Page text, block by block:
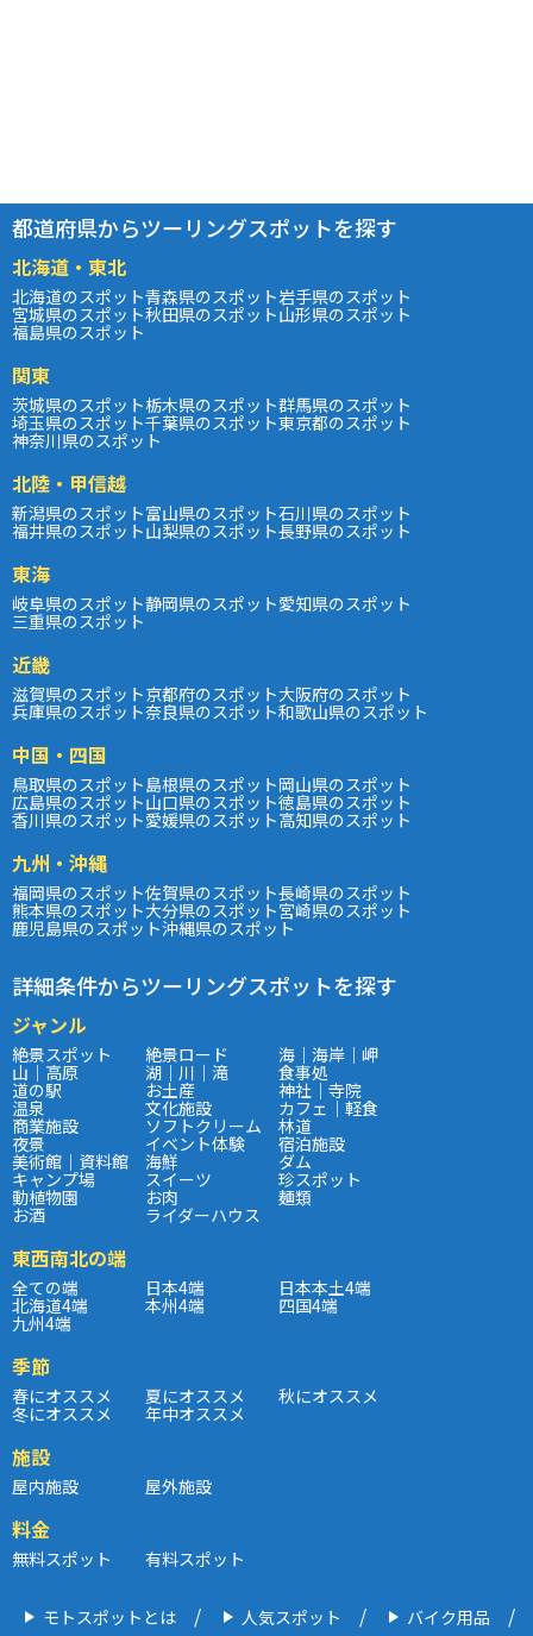
都道府県からツーリングスポットを探す
北海道・東北
北海道のスポット青森県のスポット岩手県のスポット
宮城県のスポット秋田県のスポット山形県のスポット
福島県のスポット
関東
茨城県のスポット栃木県のスポット群馬県のスポット
埼玉県のスポット千葉県のスポット東京都のスポット
神奈川県のスポット
北陸・甲信越
新潟県のスポット富山県のスポット石川県のスポット
福井県のスポット山梨県のスポット長野県のスポット
東海
岐阜県のスポット静岡県のスポット愛知県のスポット
三重県のスポット
近畿
滋賀県のスポット京都府のスポット大阪府のスポット
兵庫県のスポット奈良県のスポット和歌山県のスポット
中国・四国
鳥取県のスポット島根県のスポット岡山県のスポット
広島県のスポット山口県のスポット徳島県のスポット
香川県のスポット愛媛県のスポット高知県のスポット
九州・沖縄
福岡県のスポット佐賀県のスポット長崎県のスポット
熊本県のスポット大分県のスポット宮崎県のスポット
鹿児島県のスポット沖縄県のスポット
詳細条件からツーリングスポットを探す
ジャンル
絶景スポット 絶景ロード 海｜海岸｜岬
山｜高原 湖｜川｜滝 食事処
道の駅 お土産 神社｜寺院
温泉 文化施設 カフェ｜軽食
商業施設 ソフトクリーム 林道
夜景 イベント体験 宿泊施設
美術館｜資料館 海鮮 ダム
キャンプ場 スイーツ 珍スポット
動植物園 お肉 麺類
お酒 ライダーハウス
東西南北の端
全ての端 日本4端 日本本土4端
北海道4端 本州4端 四国4端
九州4端
季節
春にオススメ 夏にオススメ 秋にオススメ
冬にオススメ 年中オススメ
施設
屋内施設 屋外施設
料金
無料スポット 有料スポット
モトスポットとは 人気スポット バイク用品